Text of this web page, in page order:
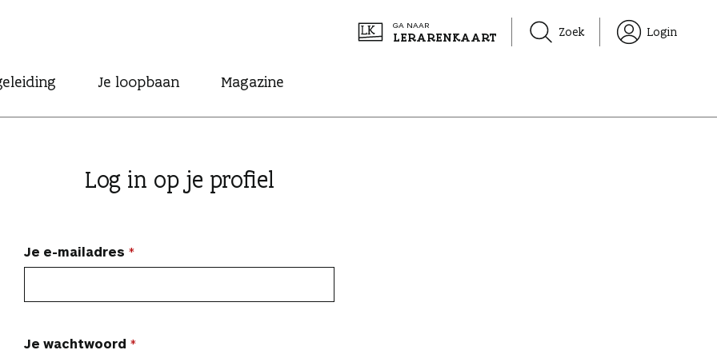
GA NAAR
LERARENKAART Zoek Login
Je loopbaan Magazine
Log in op je profiel
Je e-mailadres
Je wachtwoord